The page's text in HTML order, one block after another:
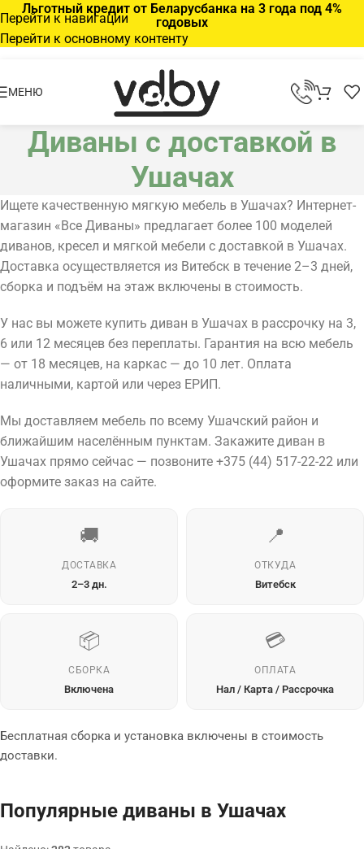
Перейти к навигации
Перейти к основному контенту
Льготный кредит от Беларусбанка на 3 года под 4%
годовых
МЕНЮ
Диваны с доставкой в
Ушачах
Ищете качественную мягкую мебель в Ушачах? Интернет-
магазин «Все Диваны» предлагает более 100 моделей
диванов, кресел и мягкой мебели с доставкой в Ушачах.
Доставка осуществляется из Витебск в течение 2–3 дней,
сборка и подъём на этаж включены в стоимость.
У нас вы можете купить диван в Ушачах в рассрочку на 3,
6 или 12 месяцев без переплаты. Гарантия на всю мебель
— от 18 месяцев, на каркас — до 10 лет. Оплата
наличными, картой или через ЕРИП.
Мы доставляем мебель по всему Ушачский район и
ближайшим населённым пунктам. Закажите диван в
Ушачах прямо сейчас — позвоните +375 (44) 517-22-22 или
оформите заказ на сайте.
🚚
ДОСТАВКА
2–3 дн.
📍
ОТКУДА
Витебск
📦
СБОРКА
Включена
💳
ОПЛАТА
Нал / Карта / Рассрочка
Бесплатная сборка и установка включены в стоимость
доставки.
Популярные диваны в Ушачах